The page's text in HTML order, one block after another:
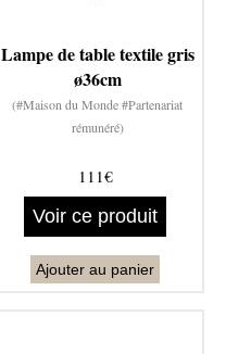
Lampe de table textile gris
ø36cm
(#Maison du Monde #Partenariat
rémunéré)
111€
Voir ce produit
Ajouter au panier